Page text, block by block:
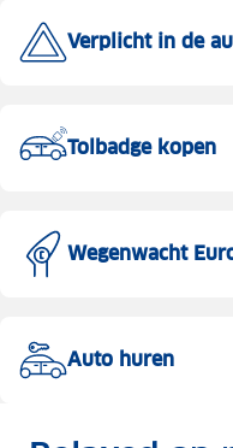
Verplicht in de
Tolbadge kopen
Wegenwacht
Auto huren